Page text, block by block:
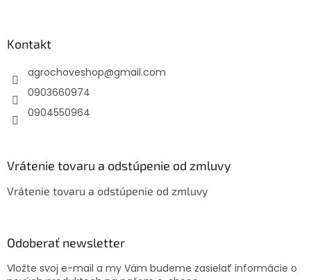
Kontakt
agrochoveshop@gmail.com
0903660974
0904550964
Vrátenie tovaru a odstúpenie od zmluvy
Vrátenie tovaru a odstúpenie od zmluvy
Odoberať newsletter
Vložte svoj e-mail a my Vám budeme zasielať informácie o